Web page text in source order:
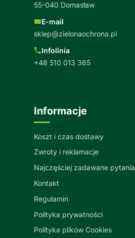
55-040 Domasław
E-mail
sklep@zielonaochrona.pl
Infolinia
+48 510 013 365
Informacje
Koszt i czas dostawy
Zwroty i reklamacje
Najczęściej zadawane pytania
Kontakt
Regulamin
Polityka prywatności
Polityka plików Cookies